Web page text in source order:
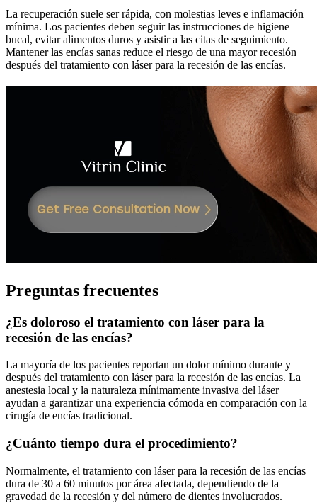
La recuperación suele ser rápida, con molestias leves e inflamación
mínima. Los pacientes deben seguir las instrucciones de higiene
bucal, evitar alimentos duros y asistir a las citas de seguimiento.
Mantener las encías sanas reduce el riesgo de una mayor recesión
después del tratamiento con láser para la recesión de las encías.
Preguntas frecuentes
¿Es doloroso el tratamiento con láser para la
recesión de las encías?
La mayoría de los pacientes reportan un dolor mínimo durante y
después del tratamiento con láser para la recesión de las encías. La
anestesia local y la naturaleza mínimamente invasiva del láser
ayudan a garantizar una experiencia cómoda en comparación con la
cirugía de encías tradicional.
¿Cuánto tiempo dura el procedimiento?
Normalmente, el tratamiento con láser para la recesión de las encías
dura de 30 a 60 minutos por área afectada, dependiendo de la
gravedad de la recesión y del número de dientes involucrados.